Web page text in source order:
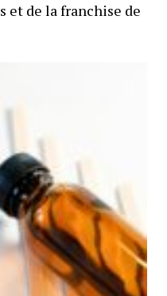
et de la franchise de